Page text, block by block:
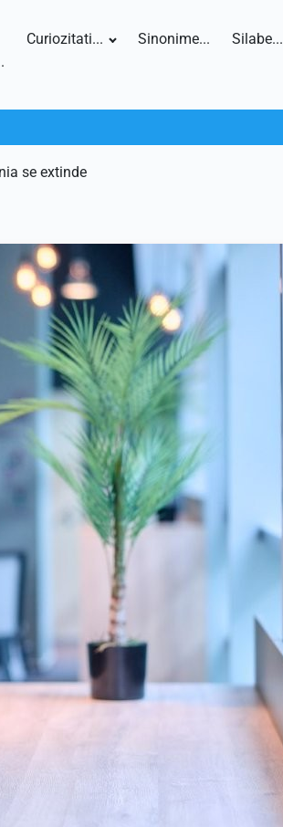
Curiozitati... Sinonime... Silabe...
se extinde